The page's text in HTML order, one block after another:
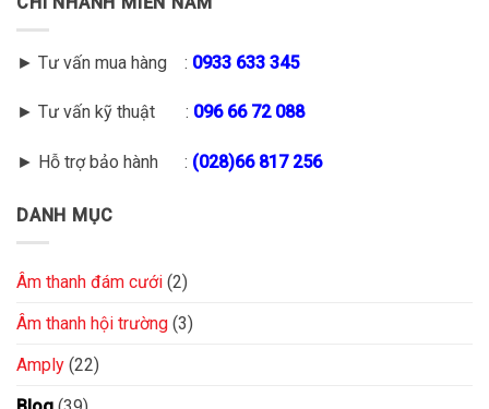
► Tư vấn mua hàng : 0933 633 345
► Tư vấn kỹ thuật : 096 66 72 088
► Hỗ trợ bảo hành : (028)66 817 256
DANH MỤC
Âm thanh đám cưới (2)
Âm thanh hội trường (3)
Amply (22)